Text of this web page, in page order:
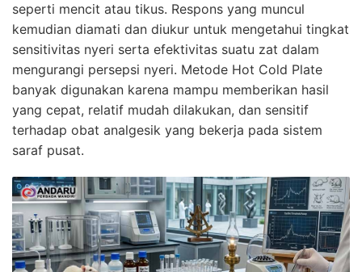
seperti mencit atau tikus. Respons yang muncul
kemudian diamati dan diukur untuk mengetahui tingkat
sensitivitas nyeri serta efektivitas suatu zat dalam
mengurangi persepsi nyeri. Metode Hot Cold Plate
banyak digunakan karena mampu memberikan hasil
yang cepat, relatif mudah dilakukan, dan sensitif
terhadap obat analgesik yang bekerja pada sistem
saraf pusat.